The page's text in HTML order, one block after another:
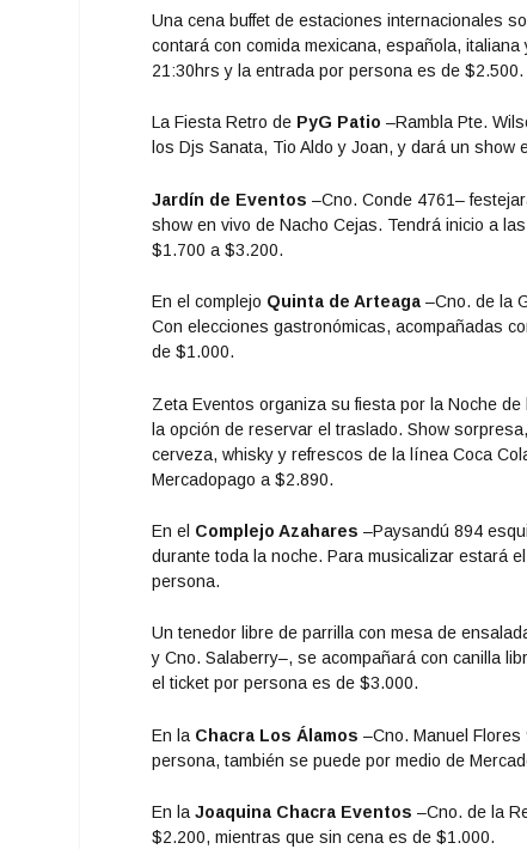
Una cena buffet de estaciones internacionales
contará con comida mexicana, española,
21:30hrs y la entrada por persona es de $2.500.
La Fiesta Retro de PyG Patio –Rambla Pte.
los Djs Sanata, Tio Aldo y Joan, y dará un
Jardín de Eventos –Cno. Conde 4761–
show en vivo de Nacho Cejas. Tendrá inicio a
$1.700 a $3.200.
En el complejo Quinta de Arteaga –Cno. de la
Con elecciones gastronómicas, acompañadas
de $1.000.
Zeta Eventos organiza su fiesta por la Noche
la opción de reservar el traslado. Show
cerveza, whisky y refrescos de la línea Coca
Mercadopago a $2.890.
En el Complejo Azahares –Paysandú 894
durante toda la noche. Para musicalizar estará
persona.
Un tenedor libre de parrilla con mesa de
y Cno. Salaberry–, se acompañará con canilla
el ticket por persona es de $3.000.
En la Chacra Los Álamos –Cno. Manuel
persona, también se puede por medio de
En laJoaquina Chacra Eventos –Cno. de la
$2.200, mientras que sin cena es de $1.000.